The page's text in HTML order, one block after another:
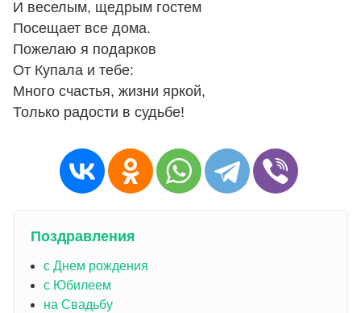
И веселым, щедрым гостем
Посещает все дома.
Пожелаю я подарков
От Купала и тебе:
Много счастья, жизни яркой,
Только радости в судьбе!
Поздравления
с Днем рождения
с Юбилеем
на Свадьбу